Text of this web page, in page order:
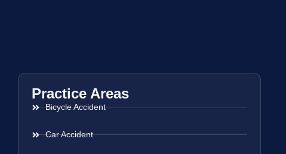
Practice Areas
Bicycle Accident
Car Accident